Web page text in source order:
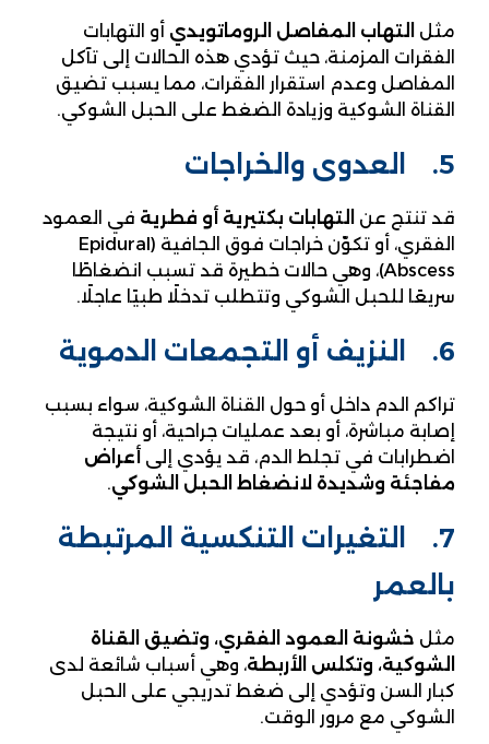
مثل التهاب المفاصل الروماتويدي أو التهابات
الفقرات المزمنة، حيث تؤدي هذه الحالات إلى تآكل
المفاصل وعدم استقرار الفقرات، مما يسبب تضيق
القناة الشوكية وزيادة الضغط على الحبل الشوكي.
5. العدوى والخراجات
قد تنتج عن التهابات بكتيرية أو فطرية في العمود
الفقري، أو تكوّن خراجات فوق الجافية (Epidural
Abscess)، وهي حالات خطيرة قد تسبب انضغاطًا
سريعًا للحبل الشوكي وتتطلب تدخلًا طبيًا عاجلًا.
6. النزيف أو التجمعات الدموية
تراكم الدم داخل أو حول القناة الشوكية، سواء بسبب
إصابة مباشرة، أو بعد عمليات جراحية، أو نتيجة
اضطرابات في تجلط الدم، قد يؤدي إلى أعراض
مفاجئة وشديدة لانضغاط الحبل الشوكي.
7. التغيرات التنكسية المرتبطة
بالعمر
مثل خشونة العمود الفقري، وتضيق القناة
الشوكية، وتكلس الأربطة، وهي أسباب شائعة لدى
كبار السن وتؤدي إلى ضغط تدريجي على الحبل
الشوكي مع مرور الوقت.